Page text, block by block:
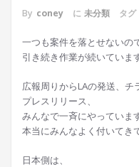
By coney に 未分類 タグ
一つも案件を落とせないので
引き続き作業が続いています
広報周りからLAの発送、チ
プレスリリース、
みんなで一斉にやっています
本当にみんなよく付いてき
日本側は、